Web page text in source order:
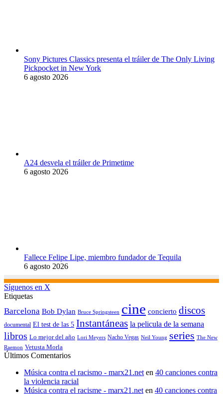
Sony Pictures Classics presenta el tráiler de The Only Living
Pickpocket in New York
6 agosto 2026
A24 desvela el tráiler de Primetime
6 agosto 2026
Fallece Felipe Lipe, miembro fundador de Tequila
6 agosto 2026
Síguenos en X
Etiquetas
Barcelona Bob Dylan Bruce Springsteen cine concierto discos
documental El test de las 5 Instantáneas la pelicula de la semana
libros Lo mejor del año Lori Meyers Nacho Vegas Neil Young series The New
Raemon Vetusta Morla
Últimos Comentarios
Música contra el racismo - marx21.net en 40 canciones contra
la violencia racial
Música contra el racisme - marx21.net en 40 canciones contra